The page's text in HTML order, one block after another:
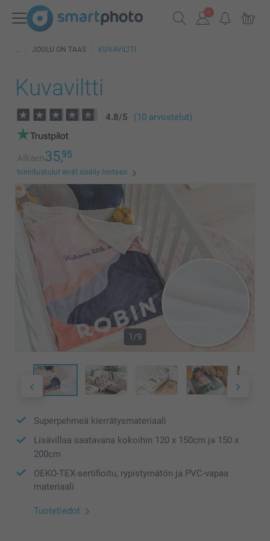
JOULU ON TAAS KUVAVILTTI
Kuvaviltti
4.8/5 (10 arvostelut)
Alkaen35,95
toimituskulut eivät sisälly hintaan
1/9
Superpehmeä kierrätysmateriaali
Lisävillaa saatavana kokoihin 120 x 150cm ja 150 x
200cm
OEKO-TEX-sertifioitu, rypistymätön ja PVC-vapaa
materiaali
Tuotetiedot